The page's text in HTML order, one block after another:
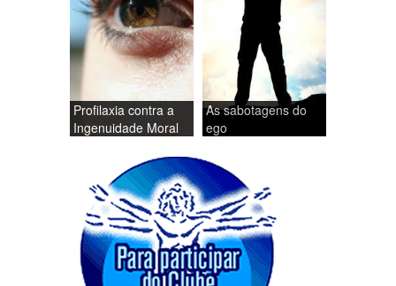
Profilaxia contra a
Ingenuidade Moral
As sabotagens do
ego